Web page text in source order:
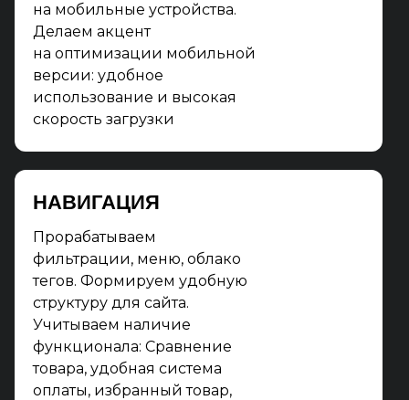
на мобильные устройства.
Делаем акцент
на оптимизации мобильной
версии: удобное
использование и высокая
скорость загрузки
НАВИГАЦИЯ
Прорабатываем
фильтрации, меню, облако
тегов. Формируем удобную
структуру для сайта.
Учитываем наличие
функционала: Сравнение
товара, удобная система
оплаты, избранный товар,